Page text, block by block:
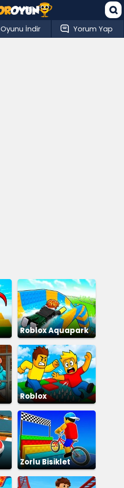
Oyunu İndir Yorum Yap
Roblox Aquapark
Roblox
Zorlu Bisiklet
Parkuru